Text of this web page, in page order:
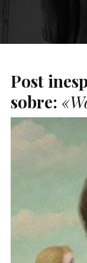
Post
sobre: